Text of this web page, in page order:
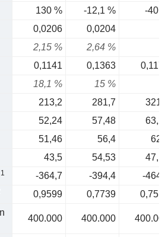
130 % -12,1 %
-40
0,0206
0,0204
2,15 %
2,64 %
0,1141 0,1363
18,1 %
15 %
213,2 281,7
52,24 57,48
51,46 56,4
43,5 54,53
1 -364,7 -394,4
-
0,9599 0,7739
400.000 400.000